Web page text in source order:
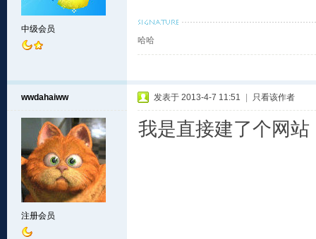
中级会员
哈哈
wwdahaiww
注册会员
发表于 2013-4-7 11:51 只看该作者
我是直接建了个网